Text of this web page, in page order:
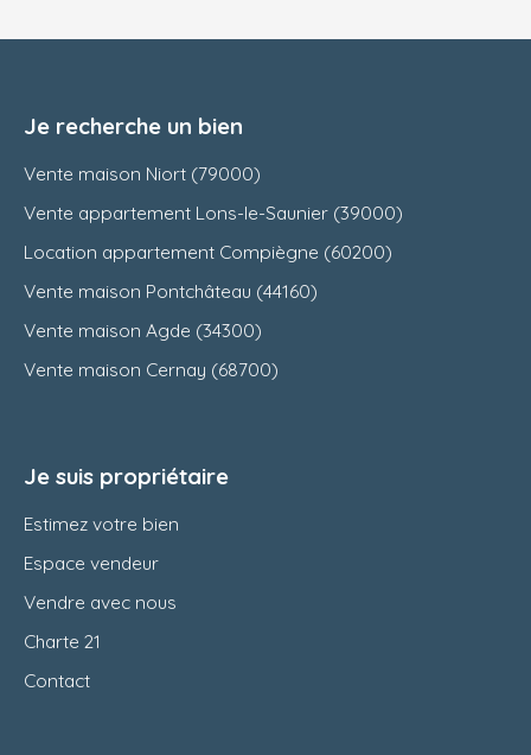
Je recherche un bien
Vente maison Niort (79000)
Vente appartement Lons-le-Saunier (39000)
Location appartement Compiègne (60200)
Vente maison Pontchâteau (44160)
Vente maison Agde (34300)
Vente maison Cernay (68700)
Je suis propriétaire
Estimez votre bien
Espace vendeur
Vendre avec nous
Charte 21
Contact